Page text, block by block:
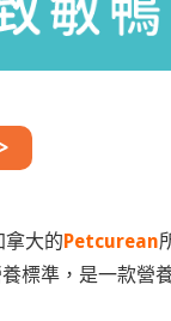
拿大的Petcurean
標準，是一款營